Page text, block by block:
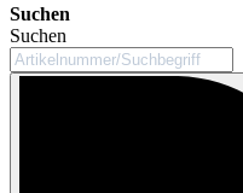
Suchen
Suchen